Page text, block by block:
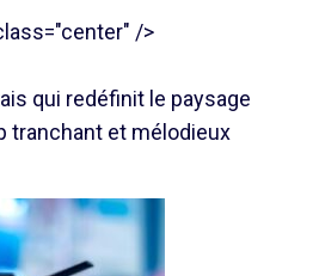
/>
qui redéfinit le paysage
tranchant et mélodieux